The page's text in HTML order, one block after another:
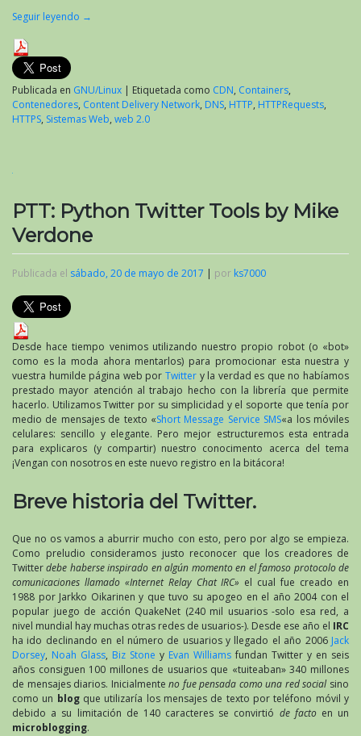
Seguir leyendo →
Publicada en GNU/Linux | Etiquetada como CDN, Containers,
Contenedores, Content Delivery Network, DNS, HTTP, HTTPRequests,
HTTPS, Sistemas Web, web 2.0
PTT: Python Twitter Tools by Mike
Verdone
Publicada el sábado, 20 de mayo de 2017 | por ks7000
Desde hace tiempo venimos utilizando nuestro propio robot (o «bot»
como es la moda ahora mentarlos) para promocionar esta nuestra y
vuestra humilde página web por Twittery la verdad es que no habíamos
prestado mayor atención al trabajo hecho con la librería que permite
hacerlo. Utilizamos Twitter por su simplicidad y el soporte que tenía por
medio de mensajes de texto «Short Message Service SMS«a los móviles
celulares: sencillo y elegante. Pero mejor estructuremos esta entrada
para explicaros (y compartir) nuestro conocimento acerca del tema
¡Vengan con nosotros en este nuevo registro en la bitácora!
Breve historia del Twitter.
Que no os vamos a aburrir mucho con esto, pero por algo se empieza.
Como preludio consideramos justo reconocer que los creadores de
Twitterdebe haberse inspirado en algún momento en el famoso protocolo de
comunicaciones llamado «Internet Relay Chat IRC» el cual fue creado en
1988 por Jarkko Oikarinen y que tuvo su apogeo en el año 2004 con el
popular juego de acción QuakeNet (240 mil usuarios -solo esa red, a
nivel mundial hay muchas otras redes de usuarios-). Desde ese año el IRC
ha ido declinando en el número de usuarios y llegado el año 2006 Jack
Dorsey, Noah Glass, Biz Stone y Evan Williams fundan Twitter y en seis
años consiguen 100 millones de usuarios que «tuiteaban» 340 millones
de mensajes diarios. Inicialmenteno fue pensada como una red socialsino
como un blogque utilizaría los mensajes de texto por teléfono móvil y
debido a su limitación de 140 caracteres se convirtió de facto en un
microblogging.